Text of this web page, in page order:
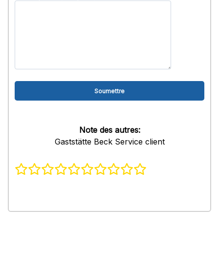
Note des autres:
Gaststätte Beck Service client